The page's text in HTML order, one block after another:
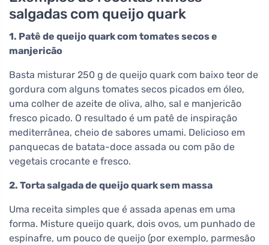
salgadas com queijo quark
1. Patê de queijo quark com tomates secos e
manjericão
Basta misturar 250 g de queijo quark com baixo teor de
gordura com alguns tomates secos picados em óleo,
uma colher de azeite de oliva, alho, sal e manjericão
fresco picado. O resultado é um patê de inspiração
mediterrânea, cheio de sabores umami. Delicioso em
panquecas de batata-doce assada ou com pão de
vegetais crocante e fresco.
2. Torta salgada de queijo quark sem massa
Uma receita simples que é assada apenas em uma
forma. Misture queijo quark, dois ovos, um punhado de
espinafre, um pouco de queijo (por exemplo, parmesão